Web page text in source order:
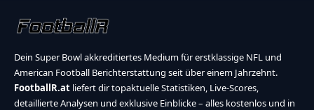
Dein Super Bowl akkreditiertes Medium für erstklassige NFL und
American Football Berichterstattung seit über einem Jahrzehnt.
FootballR.at liefert dir topaktuelle Statistiken, Live-Scores,
detaillierte Analysen und exklusive Einblicke – alles kostenlos und in